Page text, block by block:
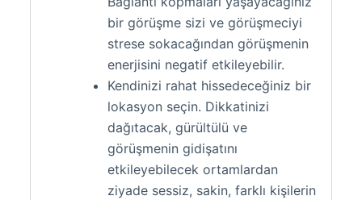
bir görüşme sizi ve görüşmeciyi
strese sokacağından görüşmenin
enerjisini negatif etkileyebilir.
Kendinizi rahat hissedeceğiniz bir
lokasyon seçin. Dikkatinizi
dağıtacak, gürültülü ve
görüşmenin gidişatını
etkileyebilecek ortamlardan
ziyade sessiz, sakin, farklı kişilerin